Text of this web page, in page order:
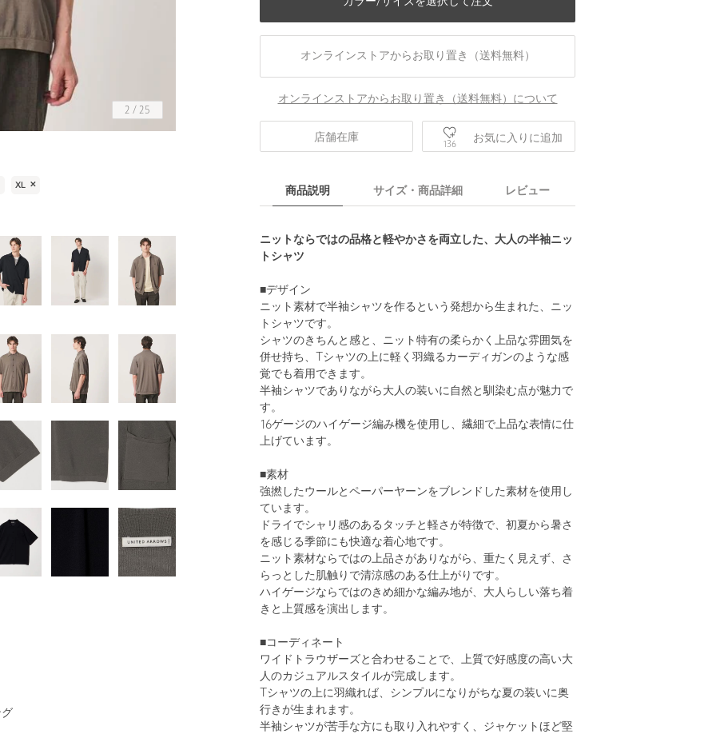
2 / 25
XL ✕
オンラインストアからお取り置き（送料無料）
オンラインストアからお取り置き（送料無料）について
店舗在庫
136 お気に入りに追加
商品説明 サイズ・商品詳細 レビュー
ニットならではの品格と軽やかさを両立した、大人の半袖ニッ
トシャツ
■デザイン
ニット素材で半袖シャツを作るという発想から生まれた、ニッ
トシャツです。
シャツのきちんと感と、ニット特有の柔らかく上品な雰囲気を
併せ持ち、Tシャツの上に軽く羽織るカーディガンのような感
覚でも着用できます。
半袖シャツでありながら大人の装いに自然と馴染む点が魅力で
す。
16ゲージのハイゲージ編み機を使用し、繊細で上品な表情に仕
上げています。
■素材
強撚したウールとペーパーヤーンをブレンドした素材を使用し
ています。
ドライでシャリ感のあるタッチと軽さが特徴で、初夏から暑さ
を感じる季節にも快適な着心地です。
ニット素材ならではの上品さがありながら、重たく見えず、さ
らっとした肌触りで清涼感のある仕上がりです。
ハイゲージならではのきめ細かな編み地が、大人らしい落ち着
きと上質感を演出します。
■コーディネート
ワイドトラウザーズと合わせることで、上質で好感度の高い大
人のカジュアルスタイルが完成します。
Tシャツの上に羽織れば、シンプルになりがちな夏の装いに奥
行きが生まれます。
半袖シャツが苦手な方にも取り入れやすく、ジャケットほど堅